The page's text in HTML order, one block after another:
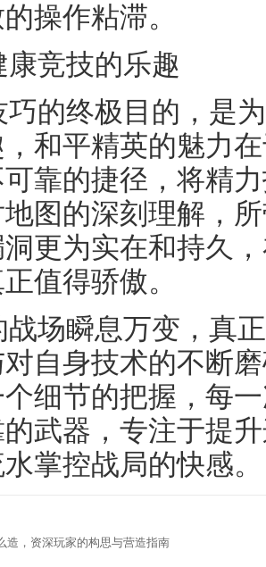
操作粘滞。
康竞技的乐趣
巧的终极目的，是
和平精英的魅力
靠的捷径，将精
图的深刻理解，
更为实在和持久
值得骄傲。
战场瞬息万变，真
自身技术的不断
细节的把握，每
武器，专注于提
掌控战局的快感。
造，资深玩家的构思与营造指南